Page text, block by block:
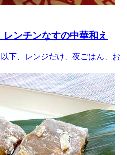
レンチンなすの中華和え
下、レンジだけ、夜ごはん、お